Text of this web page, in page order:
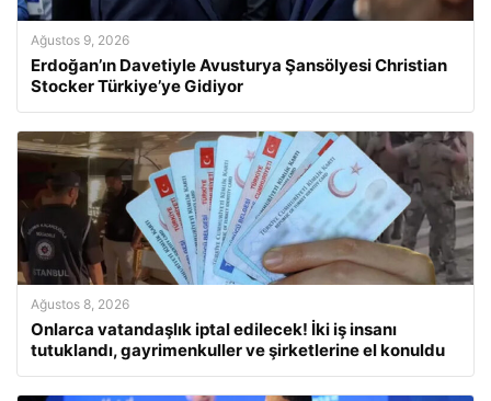
Ağustos 9, 2026
Erdoğan’ın Davetiyle Avusturya Şansölyesi Christian
Stocker Türkiye’ye Gidiyor
Ağustos 8, 2026
Onlarca vatandaşlık iptal edilecek! İki iş insanı
tutuklandı, gayrimenkuller ve şirketlerine el konuldu